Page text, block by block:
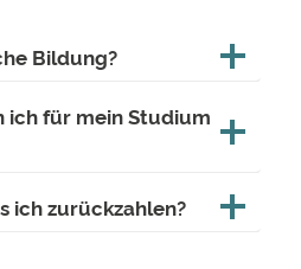
Bildung?
ich für mein Studium
ich zurückzahlen?